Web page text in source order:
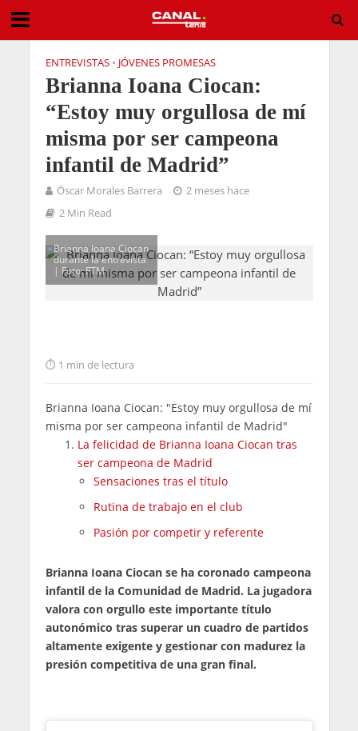
ENTREVISTAS • JÓVENES PROMESAS
Brianna Ioana Ciocan:
“Estoy muy orgullosa de mí
misma por ser campeona
infantil de Madrid”
Óscar Morales Barrera
2 meses hace
2 Min Read
Brianna Ioana Ciocan
durante la entrevista
| Foto: FTM
1 min de lectura
Brianna Ioana Ciocan: "Estoy muy orgullosa de mí
misma por ser campeona infantil de Madrid"
La felicidad de Brianna Ioana Ciocan tras
ser campeona de Madrid
Sensaciones tras el título
Rutina de trabajo en el club
Pasión por competir y referente
Brianna Ioana Ciocan se ha coronado campeona
infantil de la Comunidad de Madrid. La jugadora
valora con orgullo este importante título
autonómico tras superar un cuadro de partidos
altamente exigente y gestionar con madurez la
presión competitiva de una gran final.